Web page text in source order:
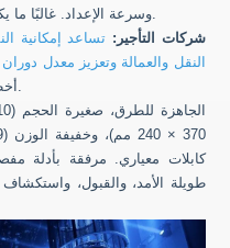
وسرعة الإعداد. غالبًا ما يكون التوثيق إلزاميًا للموافقة على الموقع.
-شركات التأجير: تساعد إمكانية
النقل والعمالة وتعزيز معدل
أخطاء التدريب والتثبيت، مما يقلل النزاعات.
كابلات معياري. مرفقة بأدلة
طويلة الأمد، والقبول، واستكشاف